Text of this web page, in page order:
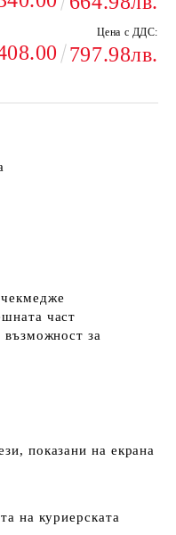
Цена с ДДС:
797.98лв.
част
за
показани на екрана
на куриерската